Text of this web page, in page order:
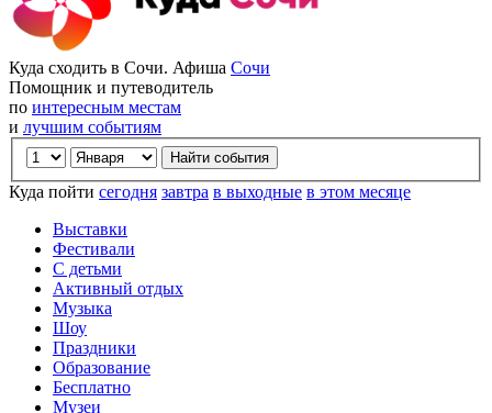
Куда сходить в Сочи. Афиша Сочи
Помощник и путеводитель
по интересным местам
и лучшим событиям
Куда пойти сегодня завтра в выходные в этом месяце
Выставки
Фестивали
С детьми
Активный отдых
Музыка
Шоу
Праздники
Образование
Бесплатно
Музеи